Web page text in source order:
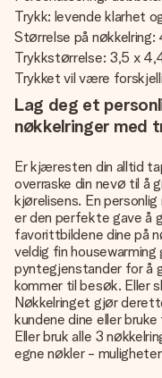
Trykk: levende klarhet
Størrelse på nøkkelring:
Trykkstørrelse: 3,5 x
Trykket vil være
Lag deg et
nøkkelringer med
Er kjæresten din alltid
overraske din nevø til å
kjørelisens. En personlig
er den perfekte gave å
favorittbildene dine på
veldig fin housewarming
pyntegjenstander for å
kommer til besøk. Eller
Nøkkelringet gjør
kundene dine eller
Eller bruk alle 3
egne nøkler -